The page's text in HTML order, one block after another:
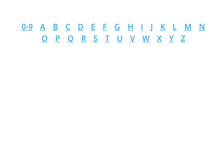
0-9 A B C D E F G H I J K L M
N
O
P Q R S T U V W X Y Z